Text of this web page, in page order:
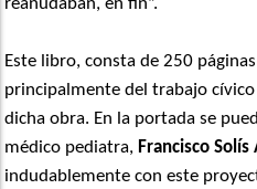
reanudaban, en fin”.
Este libro, consta de 250
principalmente del trabajo
dicha obra. En la portada se
médico pediatra, Francisco Solís
indudablemente con este